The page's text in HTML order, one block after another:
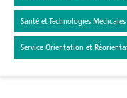
Santé et Technologies Médicales
Service Orientation et